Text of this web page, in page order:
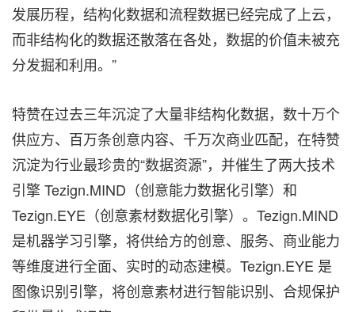
发展历程，结构化数据和流程数据已经完成了上云，
而非结构化的数据还散落在各处，数据的价值未被充
分发掘和利用。”
特赞在过去三年沉淀了大量非结构化数据，数十万个
供应方、百万条创意内容、千万次商业匹配，在特赞
沉淀为行业最珍贵的“数据资源”，并催生了两大技术
引擎 Tezign.MIND（创意能力数据化引擎）和
Tezign.EYE（创意素材数据化引擎）。Tezign.MIND
是机器学习引擎，将供给方的创意、服务、商业能力
等维度进行全面、实时的动态建模。Tezign.EYE 是
图像识别引擎，将创意素材进行智能识别、合规保护